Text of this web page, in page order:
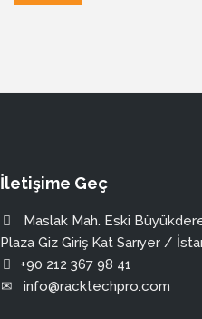
İletişime Geç
Maslak Mah. Eski
Plaza Giz Giriş Kat Sarıyer /
+90 212 367 98 41
info@racktechpro.com